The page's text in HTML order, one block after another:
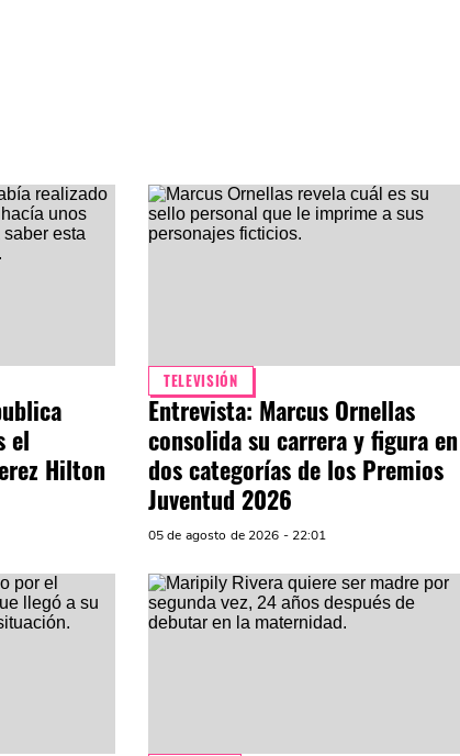
el
Hilton
TELEVISIÓN
Entrevista: Marcus Ornellas
consolida su carrera y figura en
dos categorías de los Premios
Juventud 2026
05 de agosto de 2026 - 22:01